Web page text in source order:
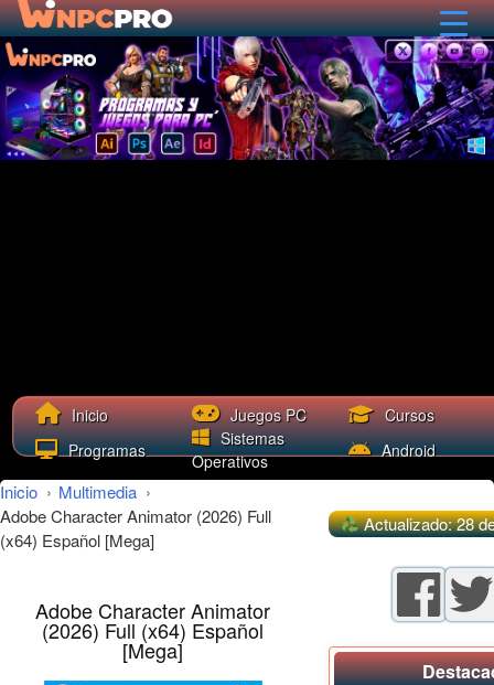
Inicio Juegos PC
Cursos
Programas
Sistemas
Operativos
Android
Inicio › Multimedia ›
Adobe Character Animator (2026) Full
(x64) Español [Mega]
Adobe Character Animator
(2026) Full (x64) Español
[Mega]
Actualizado: 28